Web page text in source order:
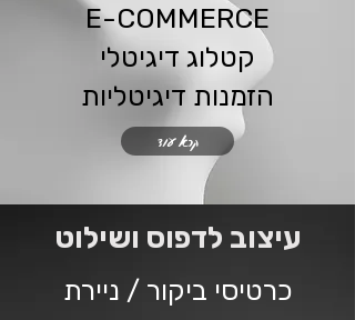
E-COMMERCE
קטלוג דיגיטלי
הזמנות דיגיטליות
קרא עוד
עיצוב לדפוס ושילוט
כרטיסי ביקור / ניירת